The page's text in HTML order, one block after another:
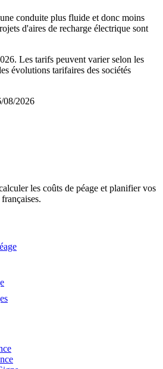
conduite plus fluide et donc moins
d'aires de recharge électrique sont
Les tarifs peuvent varier selon les
évolutions tarifaires des sociétés
08/2026
les coûts de péage et planifier vos